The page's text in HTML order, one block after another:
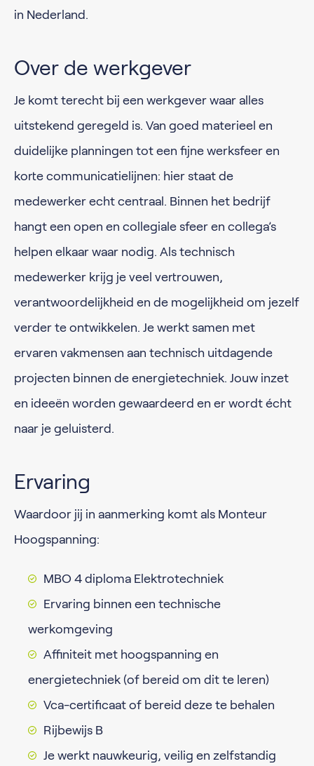
in Nederland.
Over de werkgever
Je komt terecht bij een werkgever waar alles
uitstekend geregeld is. Van goed materieel en
duidelijke planningen tot een fijne werksfeer en
korte communicatielijnen: hier staat de
medewerker echt centraal. Binnen het bedrijf
hangt een open en collegiale sfeer en collega’s
helpen elkaar waar nodig. Als technisch
medewerker krijg je veel vertrouwen,
verantwoordelijkheid en de mogelijkheid om jezelf
verder te ontwikkelen. Je werkt samen met
ervaren vakmensen aan technisch uitdagende
projecten binnen de energietechniek. Jouw inzet
en ideeën worden gewaardeerd en er wordt écht
naar je geluisterd.
Ervaring
Waardoor jij in aanmerking komt als Monteur
Hoogspanning:
MBO 4 diploma Elektrotechniek
Ervaring binnen een technische
werkomgeving
Affiniteit met hoogspanning en
energietechniek (of bereid om dit te leren)
Vca-certificaat of bereid deze te behalen
Rijbewijs B
Je werkt nauwkeurig, veilig en zelfstandig